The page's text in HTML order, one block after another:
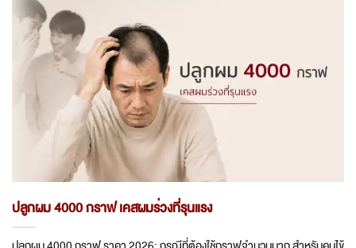
ปลูกผม 4000 กราฟ เคสผมร่วงที่รุนแรง